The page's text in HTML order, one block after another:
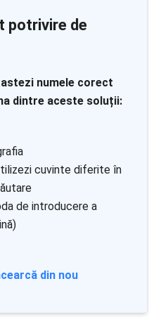
potrivire de
numele corect
dintre aceste soluții:
cuvinte diferite în
de introducere a
din nou